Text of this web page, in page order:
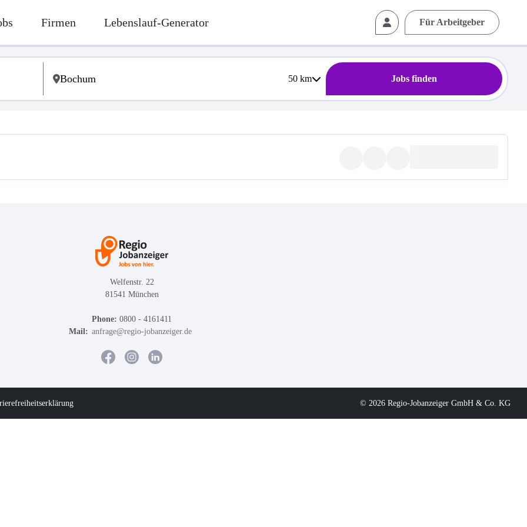
Firmen Lebenslauf-Generator Für Arbeitgeber
50km Jobs finden
Welfenstr. 22
81541 München
Phone: 0800 - 4161411
Mail: anfrage@regio-jobanzeiger.de
© 2026 Regio-Jobanzeiger GmbH & Co. KG